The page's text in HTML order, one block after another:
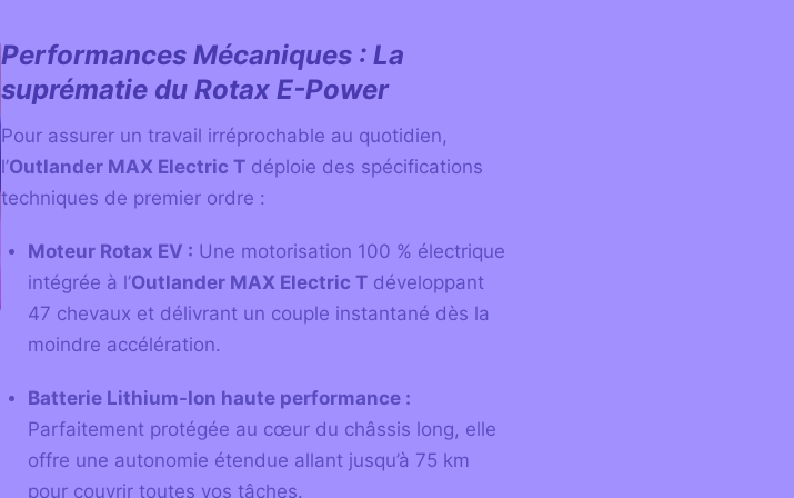
Performances Mécaniques : La
suprématie du Rotax E-Power
Pour assurer un travail irréprochable au quotidien,
l’Outlander MAX Electric T déploie des spécifications
techniques de premier ordre :
Moteur Rotax EV : Une motorisation 100 % électrique
intégrée à l’Outlander MAX Electric T développant
47 chevaux et délivrant un couple instantané dès la
moindre accélération.
Batterie Lithium-Ion haute performance :
Parfaitement protégée au cœur du châssis long, elle
offre une autonomie étendue allant jusqu’à 75 km
pour couvrir toutes vos tâches.